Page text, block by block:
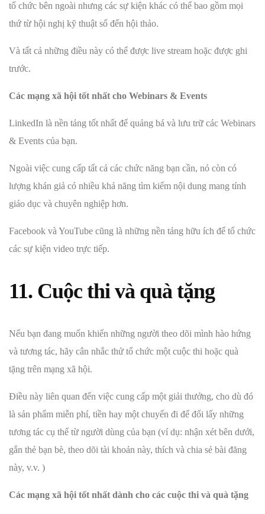
tổ chức bên ngoài nhưng các sự kiện khác có thể bao gồm mọi
thứ từ hội nghị kỹ thuật số đến hội thảo.
Và tất cả những điều này có thể được live stream hoặc được ghi
trước.
Các mạng xã hội tốt nhất cho Webinars & Events
LinkedIn là nền tảng tốt nhất để quảng bá và lưu trữ các Webinars
& Events của bạn.
Ngoài việc cung cấp tất cả các chức năng bạn cần, nó còn có
lượng khán giả có nhiều khả năng tìm kiếm nội dung mang tính
giáo dục và chuyên nghiệp hơn.
Facebook và YouTube cũng là những nền tảng hữu ích để tổ chức
các sự kiện video trực tiếp.
11. Cuộc thi và quà tặng
Nếu bạn đang muốn khiến những người theo dõi mình hào hứng
và tương tác, hãy cân nhắc thử tổ chức một cuộc thi hoặc quà
tặng trên mạng xã hội.
Điều này liên quan đến việc cung cấp một giải thưởng, cho dù đó
là sản phẩm miễn phí, tiền hay một chuyến đi để đổi lấy những
tương tác cụ thể từ người dùng của bạn (ví dụ: nhận xét bên dưới,
gắn thẻ bạn bè, theo dõi tài khoản này, thích và chia sẻ bài đăng
này, v.v. )
Các mạng xã hội tốt nhất dành cho các cuộc thi và quà tặng